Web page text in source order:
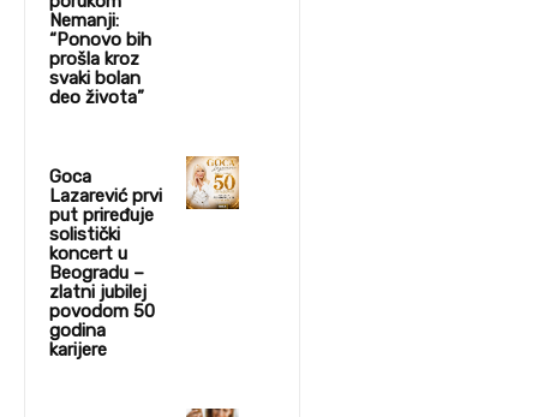
Nemanji:
“Ponovo bih
prošla kroz
svaki bolan
deo života”
Goca
Lazarević prvi
put priređuje
solistički
koncert u
Beogradu –
zlatni jubilej
povodom 50
godina
karijere